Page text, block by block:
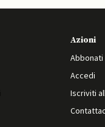
Azioni
Abbonati
Accedi
Iscriviti